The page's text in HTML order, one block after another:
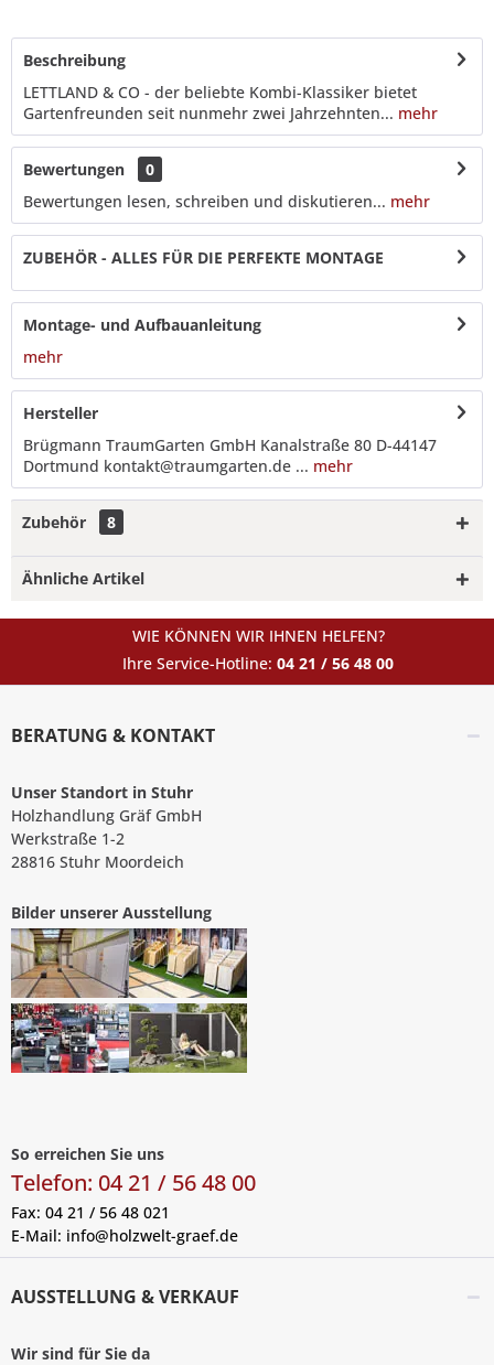
Beschreibung
LETTLAND & CO - der beliebte Kombi-Klassiker bietet
Gartenfreunden seit nunmehr zwei Jahrzehnten... mehr
Bewertungen
0
Bewertungen lesen, schreiben und diskutieren... mehr
ZUBEHÖR - ALLES FÜR DIE PERFEKTE MONTAGE
Montage- und Aufbauanleitung
mehr
Hersteller
Brügmann TraumGarten GmbH Kanalstraße 80 D-44147
Dortmund kontakt@traumgarten.de ... mehr
Zubehör 8
Ähnliche Artikel
WIE KÖNNEN WIR IHNEN HELFEN?
Ihre Service-Hotline: 04 21 / 56 48 00
BERATUNG & KONTAKT
Unser Standort in Stuhr
Holzhandlung Gräf GmbH
Werkstraße 1-2
28816 Stuhr Moordeich
Bilder unserer Ausstellung
So erreichen Sie uns
Telefon: 04 21 / 56 48 00
Fax: 04 21 / 56 48 021
E-Mail: info@holzwelt-graef.de
AUSSTELLUNG & VERKAUF
Wir sind für Sie da